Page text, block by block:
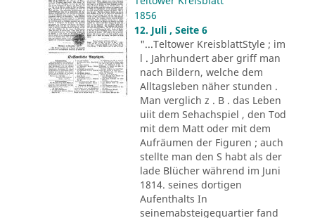
1856
12. Juli , Seite 6
"...Teltower KreisblattStyle ; im
l . Jahrhundert aber griff man
nach Bildern, welche dem
Alltagsleben näher stunden .
Man verglich z . B . das Leben
uiit dem Sehachspiel , den Tod
mit dem Matt oder mit dem
Aufräumen der Figuren ; auch
stellte man den S habt als der
lade Blücher während im Juni
1814. seines dortigen
Aufenthalts In
seinemabsteigequartier fand